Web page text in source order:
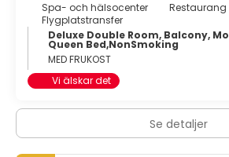
Spa- och hälsocenter
Restaurang
Flygplatstransfer
Deluxe Double Room, Balcony,
Queen Bed,NonSmoking
MED FRUKOST
Vi älskar det
Se detaljer